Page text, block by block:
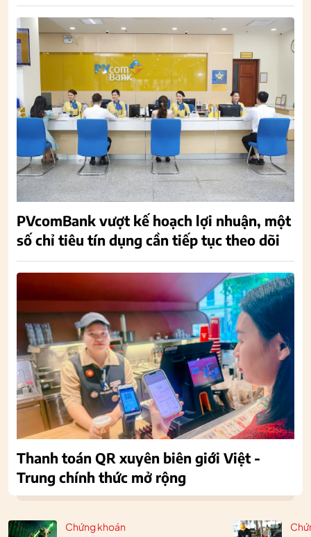
Chứng khoán
PVcomBank vượt kế hoạch lợi nhuận, một
số chỉ tiêu tín dụng cần tiếp tục theo dõi
Thanh toán QR xuyên biên giới Việt -
Trung chính thức mở rộng